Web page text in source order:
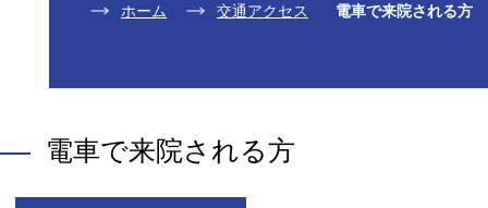
ホーム 交通アクセス 電車で来院される方
電車で来院される方